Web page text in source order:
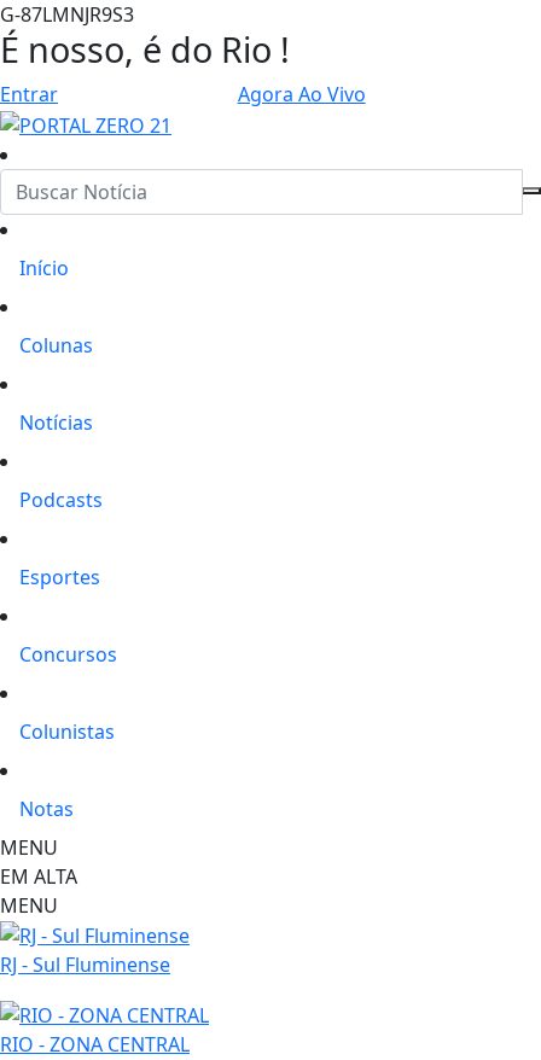
G-87LMNJR9S3
É nosso, é do Rio !
Entrar Agora Ao Vivo
Início
Colunas
Notícias
Podcasts
Esportes
Concursos
Colunistas
Notas
MENU
EM ALTA
MENU
RJ - Sul Fluminense
RIO - ZONA CENTRAL